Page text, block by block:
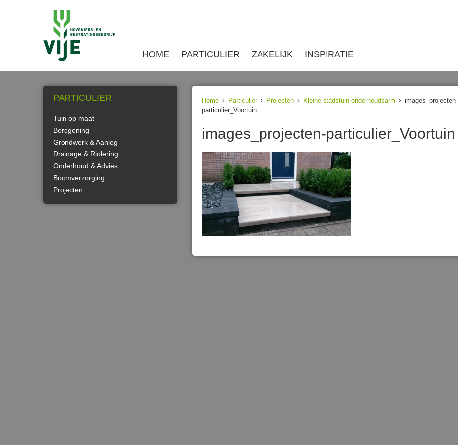
HOME PARTICULIER ZAKELIJK INSPIRATIE
Home Particulier Projecten Kleine stadstuin onderhoudsarm
images_projecten-
particulier_Voortuin
images_projecten-particulier_Voortuin
PARTICULIER
Tuin op maat
Beregening
Grondwerk & Aanleg
Drainage & Riolering
Onderhoud & Advies
Boomverzorging
Projecten